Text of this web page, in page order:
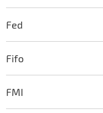
Fed
Fifo
FMI